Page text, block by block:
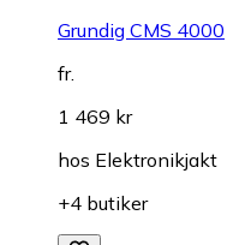
Grundig CMS 4000
fr.
1 469 kr
hos Elektronikjakt
+4 butiker